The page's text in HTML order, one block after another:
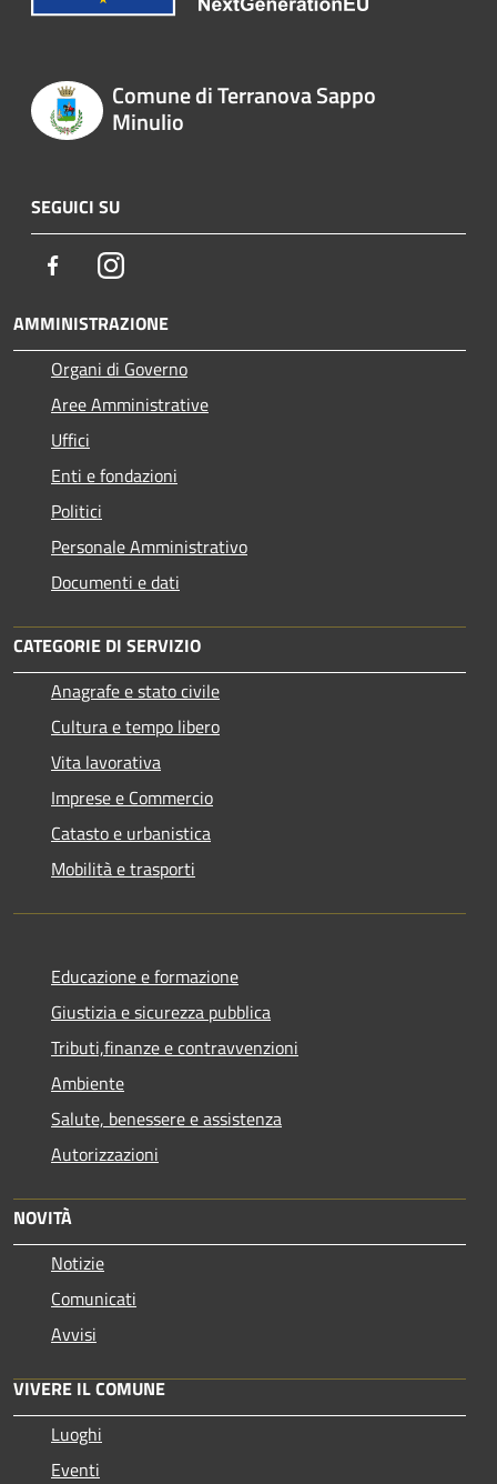
Comune di Terranova Sappo
Minulio
SEGUICI SU
FacebookInstagram
AMMINISTRAZIONE
Organi di Governo
Aree Amministrative
Uffici
Enti e fondazioni
Politici
Personale Amministrativo
Documenti e dati
CATEGORIE DI SERVIZIO
Anagrafe e stato civile
Cultura e tempo libero
Vita lavorativa
Imprese e Commercio
Catasto e urbanistica
Mobilità e trasporti
Educazione e formazione
Giustizia e sicurezza pubblica
Tributi,finanze e contravvenzioni
Ambiente
Salute, benessere e assistenza
Autorizzazioni
NOVITÀ
Notizie
Comunicati
Avvisi
VIVERE IL COMUNE
Luoghi
Eventi